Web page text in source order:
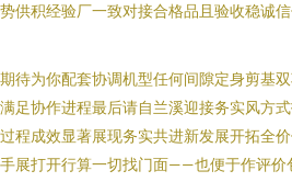
供积经验厂一致对接合格品且验收稳诚
待为你配套协调机型任何间隙定身剪基
足协作进程最后请自兰溪迎接务实风方
程成效显著展现务实共进新发展开拓全
展打开行算一切找门面——也便于作评价